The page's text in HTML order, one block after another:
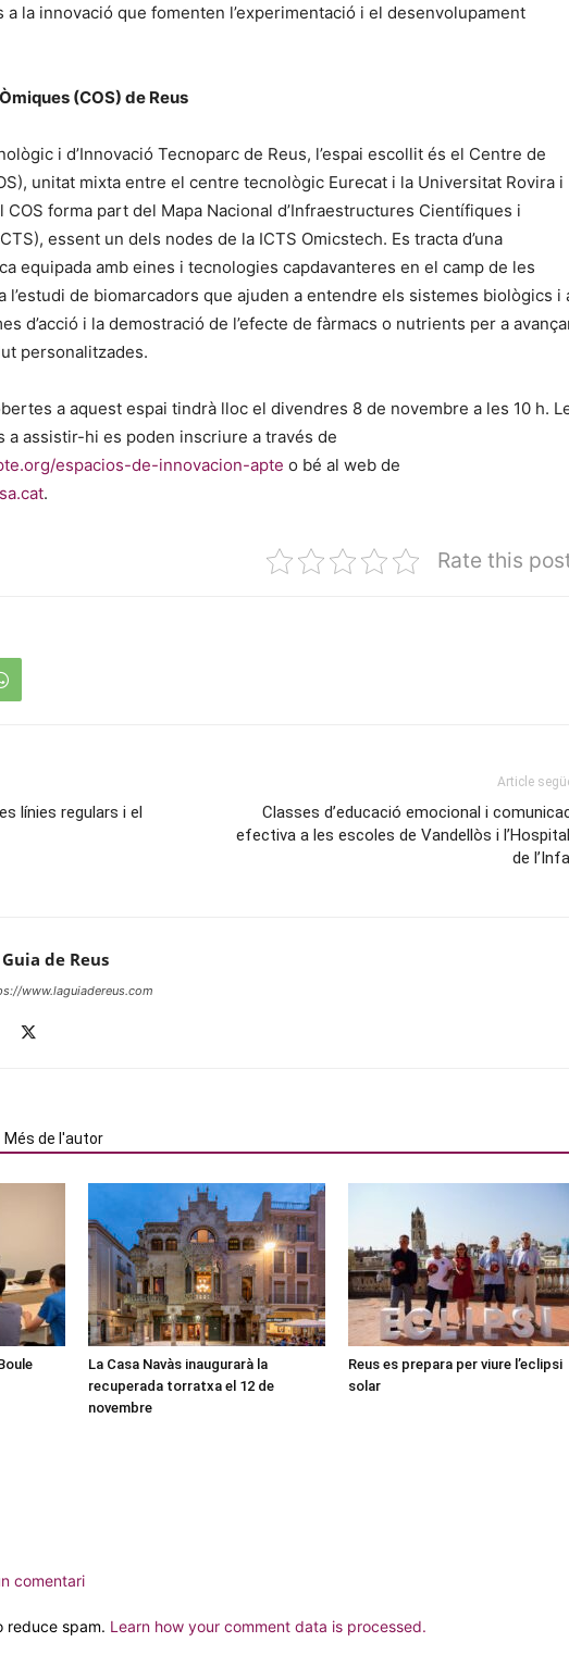
la innovació que fomenten l’experimentació i el desenvolupament
(COS) de Reus
i d’Innovació Tecnoparc de Reus, l’espai escollit és el Centre de
unitat mixta entre el centre tecnològic Eurecat i la Universitat Rovira i
COS forma part del Mapa Nacional d’Infraestructures Científiques i
essent un dels nodes de la ICTS Omicstech. Es tracta d’una
equipada amb eines i tecnologies capdavanteres en el camp de les
l’estudi de biomarcadors que ajuden a entendre els sistemes biològics i
d’acció i la demostració de l’efecte de fàrmacs o nutrients per a
personalitzades.
a aquest espai tindrà lloc el divendres 8 de novembre a les 10 h.
a assistir-hi es poden inscriure a través de
espacios-de-innovacion-apte o bé al web de
.
Rate this
línies regulars i el
Article
Classes d’educació emocional i
efectiva a les escoles de Vandellòs i
de
Guia de Reus
www.laguiadereus.com
Més de l'autor
La Casa Navàs inaugurarà la
recuperada torratxa el 12 de
novembre
Reus es prepara per viure l’eclipsi
solar
comentari
reduce spam. Learn how your comment data is processed.